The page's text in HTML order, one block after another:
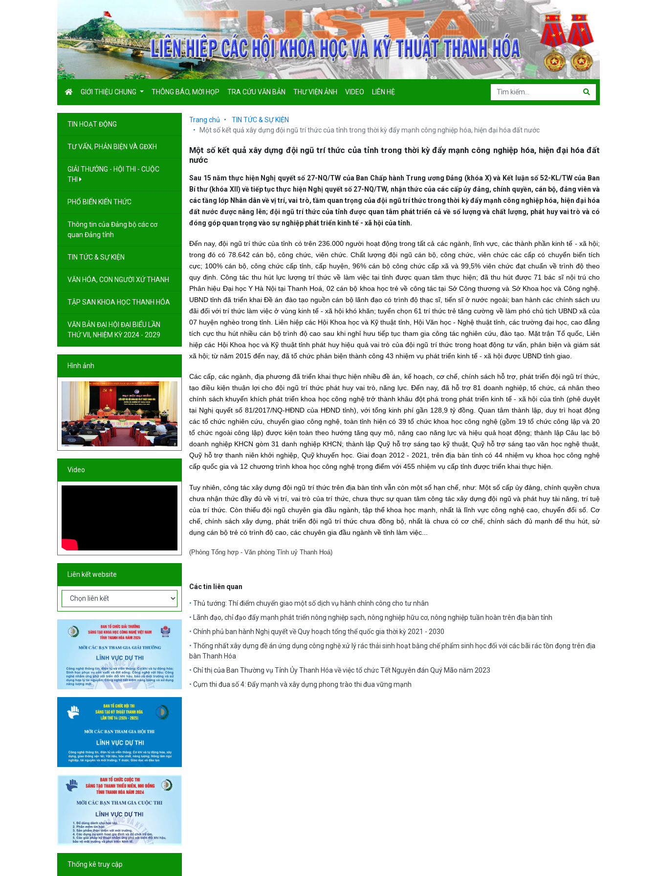
GIỚI THIỆU CHUNG THÔNG BÁO, MỜI HỌP TRA CỨU VĂN BẢN THƯ VIỆN ẢNH VIDEO LIÊN HỆ
TIN HOẠT ĐỘNG
TƯ VẤN, PHẢN BIỆN VÀ GĐXH
GIẢI THƯỞNG - HỘI THI - CUỘC
THI
PHỔ BIẾN KIẾN THỨC
Thông tin của Đảng bộ các cơ
quan Đảng tỉnh
TIN TỨC & SỰ KIỆN
VĂN HÓA, CON NGƯỜI XỨ THANH
TẬP SAN KHOA HỌC THANH HÓA
VĂN BẢN ĐẠI HỘI ĐẠI BIỂU LẦN
THỨ VII, NHIỆM KỲ 2024 - 2029
Hình ảnh
Video
Liên kết website
Thống kê truy cập
Trang chủ
TIN TỨC & SỰ KIỆN
Một số kết quả xây dựng đội ngũ trí thức của tỉnh trong thời kỳ đẩy mạnh công nghiệp hóa, hiện đại hóa đất nước
Một số kết quả xây dựng đội ngũ trí thức của tỉnh trong thời kỳ đẩy mạnh công nghiệp hóa, hiện đại hóa đất
nước
Sau 15 năm thực hiện Nghị quyết số 27-NQ/TW của Ban Chấp hành Trung ương Đảng (khóa X) và Kết luận số 52-KL/TW của Ban
Bí thư (khóa XII) về tiếp tục thực hiện Nghị quyết số 27-NQ/TW, nhận thức của các cấp ủy đảng, chính quyền, cán bộ, đảng viên và
các tầng lớp Nhân dân về vị trí, vai trò, tầm quan trọng của đội ngũ trí thức trong thời kỳ đẩy mạnh công nghiệp hóa, hiện đại hóa
đất nước được nâng lên; đội ngũ trí thức của tỉnh được quan tâm phát triển cả về số lượng và chất lượng, phát huy vai trò và có
đóng góp quan trọng vào sự nghiệp phát triển kinh tế - xã hội của tỉnh.
Đến nay, đội ngũ trí thức của tỉnh có trên 236.000 người hoạt động trong tất cả các ngành, lĩnh vực, các thành phần kinh tế - xã hội;
trong đó có 78.642 cán bộ, công chức, viên chức. Chất lượng đội ngũ cán bộ, công chức, viên chức các cấp có chuyển biến tích
cực; 100% cán bộ, công chức cấp tỉnh, cấp huyện, 96% cán bộ công chức cấp xã và 99,5% viên chức đạt chuẩn về trình độ theo
quy định. Công tác thu hút lực lượng trí thức về làm việc tại tỉnh được quan tâm thực hiện; đã thu hút được 71 bác sĩ nội trú cho
Phân hiệu Đại học Y Hà Nội tại Thanh Hoá, 02 cán bộ khoa học trẻ về công tác tại Sở Công thương và Sở Khoa học và Công nghệ.
UBND tỉnh đã triển khai Đề án đào tạo nguồn cán bộ lãnh đạo có trình độ thạc sĩ, tiến sĩ ở nước ngoài; ban hành các chính sách ưu
đãi đối với trí thức làm việc ở vùng kinh tế - xã hội khó khăn; tuyển chọn 61 trí thức trẻ tăng cường về làm phó chủ tịch UBND xã của
07 huyện nghèo trong tỉnh. Liên hiệp các Hội Khoa học và Kỹ thuật tỉnh, Hội Văn học - Nghệ thuật tỉnh, các trường đại học, cao đẳng
tích cực thu hút nhiều cán bộ trình độ cao sau khi nghỉ hưu tiếp tục tham gia công tác nghiên cứu, đào tạo. Mặt trận Tổ quốc, Liên
hiệp các Hội Khoa học và Kỹ thuật tỉnh phát huy hiệu quả vai trò của đội ngũ trí thức trong hoạt động tư vấn, phản biện và giám sát
xã hội; từ năm 2015 đến nay, đã tổ chức phản biện thành công 43 nhiệm vụ phát triển kinh tế - xã hội được UBND tỉnh giao.
Các cấp, các ngành, địa phương đã triển khai thực hiện nhiều đề án, kế hoạch, cơ chế, chính sách hỗ trợ, phát triển đội ngũ trí thức,
tạo điều kiện thuận lợi cho đội ngũ trí thức phát huy vai trò, năng lực. Đến nay, đã hỗ trợ 81 doanh nghiệp, tổ chức, cá nhân theo
chính sách khuyến khích phát triển khoa học công nghệ trở thành khâu đột phá trong phát triển kinh tế - xã hội của tỉnh (phê duyệt
tại Nghị quyết số 81/2017/NQ-HĐND của HĐND tỉnh), với tổng kinh phí gần 128,9 tỷ đồng. Quan tâm thành lập, duy trì hoạt động
các tổ chức nghiên cứu, chuyển giao công nghệ, toàn tỉnh hiện có 39 tổ chức khoa học công nghệ (gồm 19 tổ chức công lập và 20
tổ chức ngoài công lập) được kiện toàn theo hướng tăng quy mô, nâng cao năng lực và hiệu quả hoạt động; thành lập Câu lạc bộ
doanh nghiệp KHCN gòm 31 danh nghiệp KHCN; thành lập Quỹ hỗ trợ sáng tạo kỹ thuật, Quỹ hỗ trợ sáng tạo văn học nghệ thuật,
Quỹ hỗ trợ thanh niên khởi nghiệp, Quỹ khuyến học. Giai đoạn 2012 - 2021, trên địa bàn tỉnh có 44 nhiệm vụ khoa học công nghệ
cấp quốc gia và 12 chương trình khoa học công nghệ trọng điểm với 455 nhiệm vụ cấp tỉnh được triển khai thực hiện.
Tuy nhiên, công tác xây dựng đội ngũ trí thức trên địa bàn tỉnh vẫn còn một số hạn chế, như: Một số cấp ủy đảng, chính quyền chưa
chưa nhận thức đầy đủ về vị trí, vai trò của trí thức, chưa thực sự quan tâm công tác xây dựng đội ngũ và phát huy tài năng, trí tuệ
của trí thức. Còn thiếu đội ngũ chuyên gia đầu ngành, tập thể khoa học mạnh, nhất là lĩnh vực công nghệ cao, chuyển đổi số. Cơ
chế, chính sách xây dựng, phát triển đội ngũ trí thức chưa đồng bộ, nhất là chưa có cơ chế, chính sách đủ mạnh để thu hút, sử
dụng cán bộ trẻ có trình độ cao, các chuyên gia đầu ngành về tỉnh làm việc...
(Phòng Tổng hợp - Văn phòng Tỉnh uỷ Thanh Hoá)
Các tin liên quan
Thủ tướng: Thí điểm chuyển giao một số dịch vụ hành chính công cho tư nhân
Lãnh đạo, chỉ đạo đẩy mạnh phát triển nông nghiệp sạch, nông nghiệp hữu cơ, nông nghiệp tuần hoàn trên địa bàn tỉnh
Chính phủ ban hành Nghị quyết về Quy hoạch tổng thể quốc gia thời kỳ 2021 - 2030
Thống nhất xây dựng đề án ứng dụng công nghệ xử lý rác thải sinh hoạt bằng chế phẩm sinh học đối với các bãi rác tồn đọng trên địa
bàn Thanh Hóa
Chỉ thị của Ban Thường vụ Tỉnh Ủy Thanh Hóa về việc tổ chức Tết Nguyên đán Quý Mão năm 2023
Cụm thi đua số 4: Đẩy mạnh và xây dựng phong trào thi đua vững mạnh